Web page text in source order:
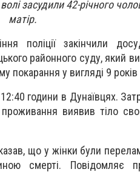
засудили 42-річного
матір.
поліції закінчили
районного суду, який
покарання у вигляді 9
години в Дунаївцях.
виявив тіло
що у жінки були
смерті. Повідомляє